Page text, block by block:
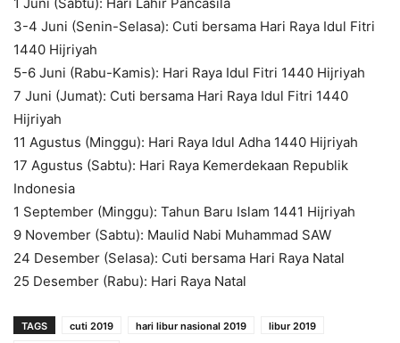
3-4 Juni (Senin-Selasa): Cuti bersama Hari Raya Idul Fitri
1440 Hijriyah
5-6 Juni (Rabu-Kamis): Hari Raya Idul Fitri 1440 Hijriyah
7 Juni (Jumat): Cuti bersama Hari Raya Idul Fitri 1440
Hijriyah
11 Agustus (Minggu): Hari Raya Idul Adha 1440 Hijriyah
17 Agustus (Sabtu): Hari Raya Kemerdekaan Republik
Indonesia
1 September (Minggu): Tahun Baru Islam 1441 Hijriyah
9 November (Sabtu): Maulid Nabi Muhammad SAW
24 Desember (Selasa): Cuti bersama Hari Raya Natal
25 Desember (Rabu): Hari Raya Natal
TAGS cuti 2019 hari libur nasional 2019
libur 2019